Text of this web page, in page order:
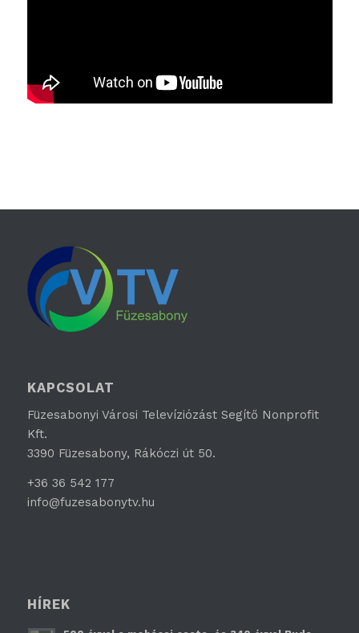
KAPCSOLAT
Füzesabonyi Városi Televíziózást Segítő Nonprofit
Kft.
3390 Füzesabony, Rákóczi út 50.
+36 36 542 177
info@fuzesabonytv.hu
HÍREK